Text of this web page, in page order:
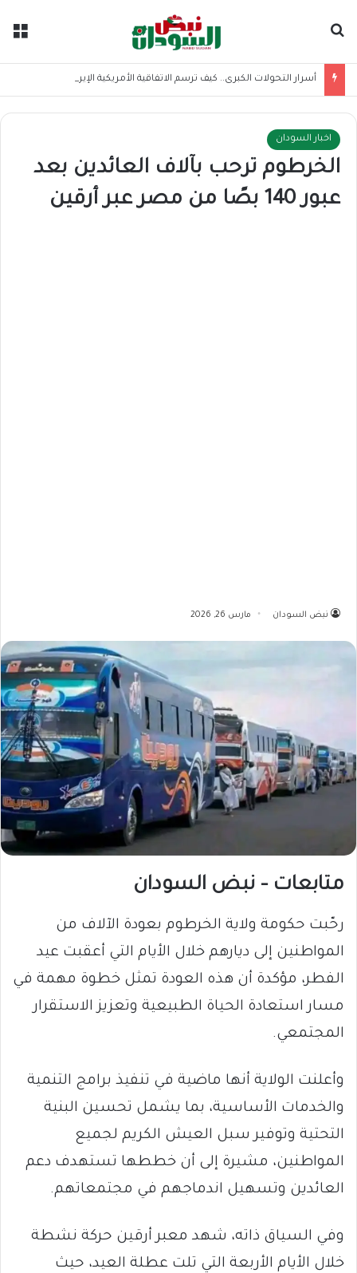
اخبار السودان
الخرطوم ترحب بآلاف العائدين بعد
عبور 140 بصًا من مصر عبر أرقين
نبض السودان مارس 26, 2026
متابعات – نبض السودان
رحّبت حكومة ولاية الخرطوم بعودة الآلاف من
المواطنين إلى ديارهم خلال الأيام التي أعقبت عيد
الفطر، مؤكدة أن هذه العودة تمثل خطوة مهمة في
مسار استعادة الحياة الطبيعية وتعزيز الاستقرار
المجتمعي.
وأعلنت الولاية أنها ماضية في تنفيذ برامج التنمية
والخدمات الأساسية، بما يشمل تحسين البنية
التحتية وتوفير سبل العيش الكريم لجميع
المواطنين، مشيرة إلى أن خططها تستهدف دعم
العائدين وتسهيل اندماجهم في مجتمعاتهم.
وفي السياق ذاته، شهد معبر أرقين حركة نشطة
خلال الأيام الأربعة التي تلت عطلة العيد، حيث